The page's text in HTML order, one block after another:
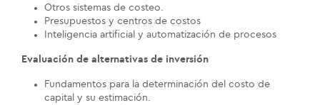
Otros sistemas de costeo.
Presupuestos y centros de costos
Inteligencia artificial y automatización de procesos
Evaluación de alternativas de inversión
Fundamentos para la determinación del costo de
capital y su estimación.